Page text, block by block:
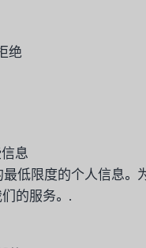
绝
息
低限度的个人信息
的服务。.